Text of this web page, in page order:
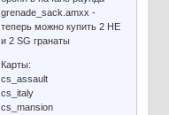
grenade_sack.amxx -
теперь можно купить 2 HE
и 2 SG гранаты
Карты:
cs_assault
cs_italy
cs_mansion